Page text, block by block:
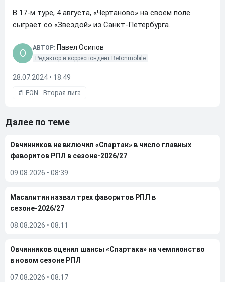
В 17-м туре, 4 августа, «Чертаново» на своем поле
сыграет со «Звездой» из Санкт-Петербурга.
O АВТОР: Павел Осипов
Редактор и корреспондент Betonmobile
28.07.2024 • 18:49
LEON - Вторая лига
Далее по теме
Овчинников не включил «Спартак» в число главных
фаворитов РПЛ в сезоне-2026/27
09.08.2026 • 08:39
Масалитин назвал трех фаворитов РПЛ в
сезоне-2026/27
08.08.2026 • 08:11
Овчинников оценил шансы «Спартака» на чемпионство
в новом сезоне РПЛ
07.08.2026 • 08:17